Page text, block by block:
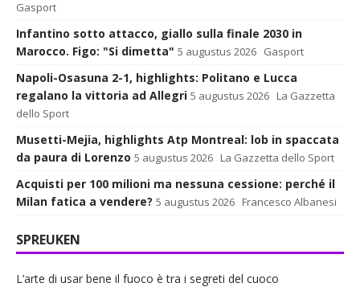
Gasport
Infantino sotto attacco, giallo sulla finale 2030 in
Marocco. Figo: "Si dimetta" 5 augustus 2026 Gasport
Napoli-Osasuna 2-1, highlights: Politano e Lucca
regalano la vittoria ad Allegri 5 augustus 2026 La Gazzetta
dello Sport
Musetti-Mejia, highlights Atp Montreal: lob in spaccata
da paura di Lorenzo 5 augustus 2026 La Gazzetta dello Sport
Acquisti per 100 milioni ma nessuna cessione: perché il
Milan fatica a vendere? 5 augustus 2026 Francesco Albanesi
SPREUKEN
L’arte di usar bene il fuoco è tra i segreti del cuoco